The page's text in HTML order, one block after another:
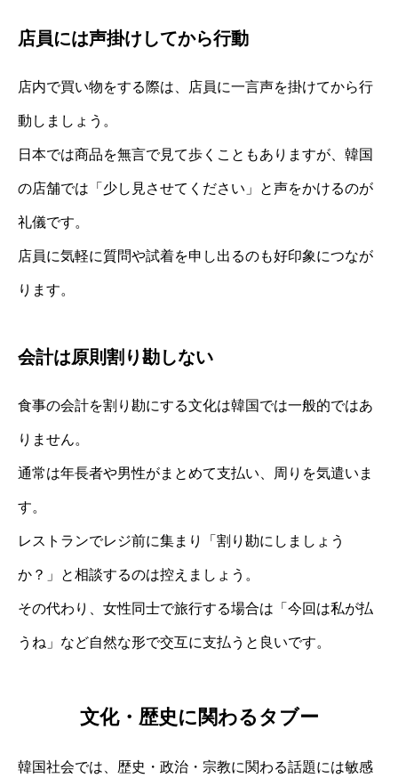
店員には声掛けしてから行動
店内で買い物をする際は、店員に一言声を掛けてから行
動しましょう。
日本では商品を無言で見て歩くこともありますが、韓国
の店舗では「少し見させてください」と声をかけるのが
礼儀です。
店員に気軽に質問や試着を申し出るのも好印象につなが
ります。
会計は原則割り勘しない
食事の会計を割り勘にする文化は韓国では一般的ではあ
りません。
通常は年長者や男性がまとめて支払い、周りを気遣いま
す。
レストランでレジ前に集まり「割り勘にしましょう
か？」と相談するのは控えましょう。
その代わり、女性同士で旅行する場合は「今回は私が払
うね」など自然な形で交互に支払うと良いです。
文化・歴史に関わるタブー
韓国社会では、歴史・政治・宗教に関わる話題には敏感